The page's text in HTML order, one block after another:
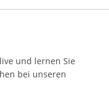
und lernen Sie
bei unseren